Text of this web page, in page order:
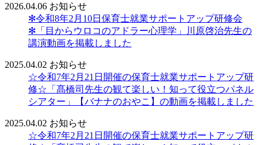
2026.04.06 お知らせ
✻令和8年2月10日保育士就業サポートアップ研修会
✻「目からウロコのアドラー心理学」川原啓治先生の
講演動画を掲載しました
2025.04.02 お知らせ
☆令和7年2月21日開催の保育士就業サポートアップ研
修☆「髙橋司先生の観て楽しい！知って役立つパネル
シアター」【バナナのおやこ】の動画を掲載しました
2025.04.02 お知らせ
☆令和7年2月21日開催の保育士就業サポートアップ研